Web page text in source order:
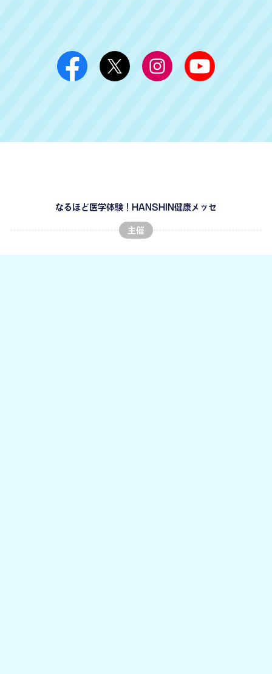
なるほど医学体験！HANSHIN健康メッセ
主催